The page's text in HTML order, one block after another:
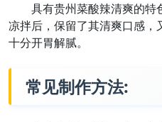
具有贵州菜酸辣清爽的特
凉拌后，保留了其清爽口感，
十分开胃解腻。
常见制作方法: